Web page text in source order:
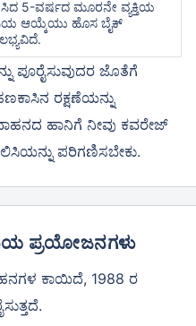
5-ವರ್ಷದ ಮೂರನೇ ವ್ಯಕ್ತಿಯ
ಆಯ್ಕೆಯು ಹೊಸ ಬೈಕ್
ಪೂರೈಸುವುದರ ಜೊತೆಗೆ
ರಕ್ಷಣೆಯನ್ನು
ಹಾನಿಗೆ ನೀವು ಕವರೇಜ್
ಪರಿಗಣಿಸಬೇಕು.
ಪ್ರಯೋಜನಗಳು
ಕಾಯಿದೆ, 1988 ರ